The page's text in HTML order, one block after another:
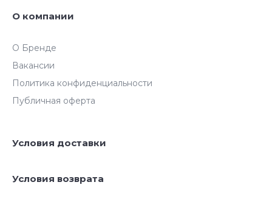
О компании
О Бренде
Вакансии
Политика конфиденциальности
Публичная оферта
Условия доставки
Условия возврата